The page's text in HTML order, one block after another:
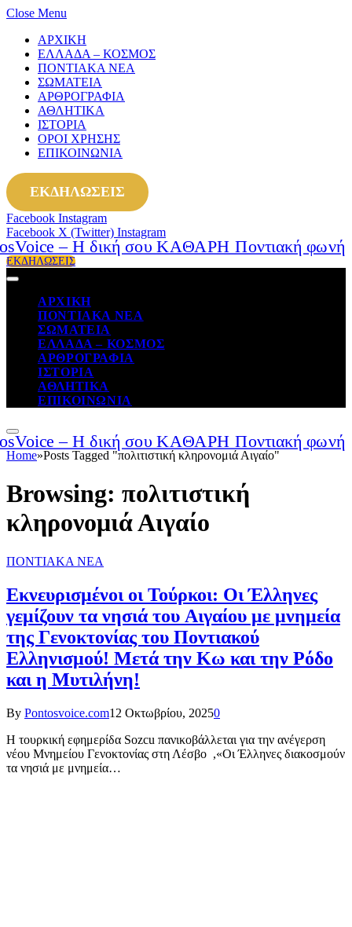
Close Menu
ΑΡΧΙΚΗ
ΕΛΛΑΔΑ – ΚΟΣΜΟΣ
ΠΟΝΤΙΑΚΑ ΝΕΑ
ΣΩΜΑΤΕΙΑ
ΑΡΘΡΟΓΡΑΦΙΑ
ΑΘΛΗΤΙΚΑ
ΙΣΤΟΡΙΑ
ΟΡΟΙ ΧΡΗΣΗΣ
ΕΠΙΚΟΙΝΩΝΙΑ
ΕΚΔΗΛΩΣΕΙΣ
Facebook Instagram
Facebook X (Twitter) Instagram
ΕΚΔΗΛΩΣΕΙΣ
ΑΡΧΙΚΗ
ΠΟΝΤΙΑΚΑ ΝΕΑ
ΣΩΜΑΤΕΙΑ
ΕΛΛΑΔΑ – ΚΟΣΜΟΣ
ΑΡΘΡΟΓΡΑΦΙΑ
ΙΣΤΟΡΙΑ
ΑΘΛΗΤΙΚΑ
ΕΠΙΚΟΙΝΩΝΙΑ
Home»Posts Tagged "πολιτιστική κληρονομιά Αιγαίο"
Browsing: πολιτιστική
κληρονομιά Αιγαίο
ΠΟΝΤΙΑΚΑ ΝΕΑ
Εκνευρισμένοι οι Τούρκοι: Οι Έλληνες
γεμίζουν τα νησιά του Αιγαίου με μνημεία
της Γενοκτονίας του Ποντιακού
Ελληνισμού! Mετά την Κω και την Ρόδο
και η Μυτιλήνη!
By Pontosvoice.com12 Οκτωβρίου, 20250
Η τουρκική εφημερίδα Sozcu πανικοβάλλεται για την ανέγερση
νέου Μνημείου Γενοκτονίας στη Λέσβο ,«Οι Έλληνες διακοσμούν
τα νησιά με μνημεία…